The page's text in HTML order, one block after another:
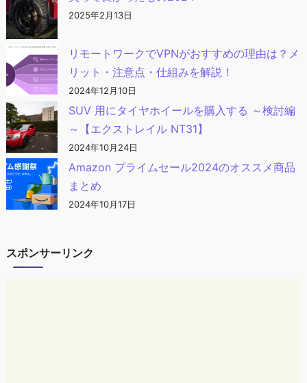
2025年2月13日
リモートワークでVPNがおすすめの理由は？メ
リット・注意点・仕組みを解説！
2024年12月10日
SUV 用にタイヤホイールを購入する ～検討編
～【エクストレイル NT31】
2024年10月24日
Amazon プライムセール2024のオススメ商品
まとめ
2024年10月17日
スポンサーリンク